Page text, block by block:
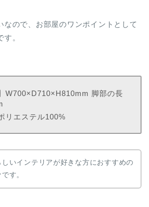
なので、お部屋のワンポイントとして
。
W700×D710×H810mm 脚部の長
リエステル100%
しいインテリアが好きな方におすすめの
す。